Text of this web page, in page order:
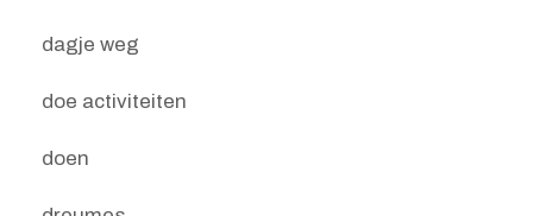
dagje weg
doe activiteiten
doen